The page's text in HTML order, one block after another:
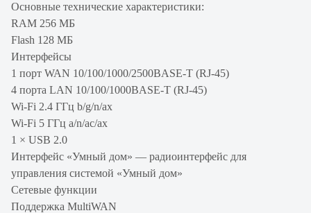
Основные технические характеристики:
RAM 256 МБ
Flash 128 МБ
Интерфейсы
1 порт WAN 10/100/1000/2500BASE-T (RJ-45)
4 порта LAN 10/100/1000BASE-T (RJ-45)
Wi-Fi 2.4 ГГц b/g/n/ax
Wi-Fi 5 ГГц a/n/ac/ax
1 × USB 2.0
Интерфейс «Умный дом» — радиоинтерфейс для
управления системой «Умный дом»
Сетевые функции
Поддержка MultiWAN